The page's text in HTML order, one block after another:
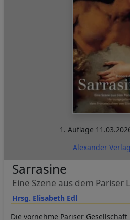
1. Auflage
Alexander
Hrsg. Elisabeth Edl
Sarrasine
Eine Szene aus dem Pariser
Die vornehme Pariser